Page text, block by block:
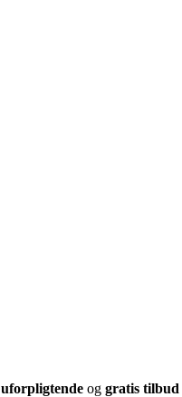
uforpligtende og gratis tilbud